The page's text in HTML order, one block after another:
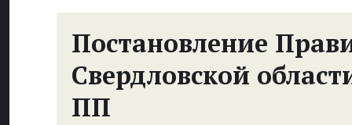
Постановление
Свердловской
ПП